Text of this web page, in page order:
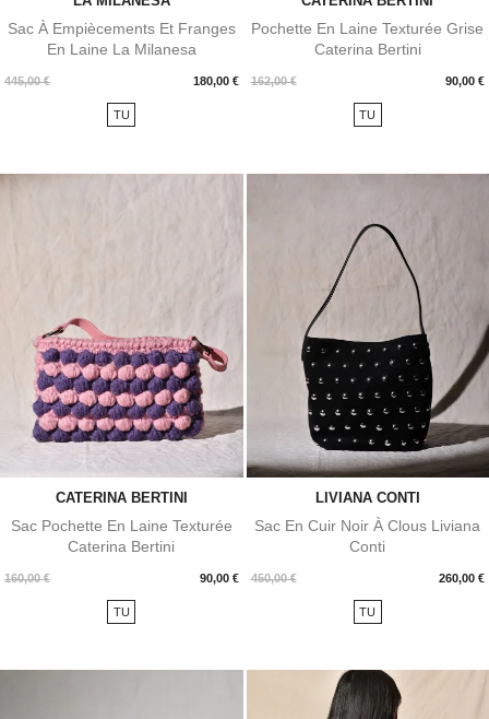
Sac À Empiècements Et Franges
En Laine La Milanesa
445,00 € 180,00 €
Prix
TU
Pochette En Laine Texturée Grise
Caterina Bertini
162,00 € 90,00 €
Prix
TU
CATERINA BERTINI
Sac Pochette En Laine Texturée
Caterina Bertini
160,00 € 90,00 €
Prix
TU
LIVIANA CONTI
Sac En Cuir Noir À Clous Liviana
Conti
450,00 € 260,00 €
Prix
TU